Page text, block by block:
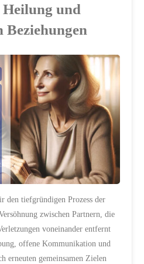
und
den tiefgründigen Prozess der
zwischen Partnern, die
voneinander entfernt
offene Kommunikation und
erneuten gemeinsamen Zielen